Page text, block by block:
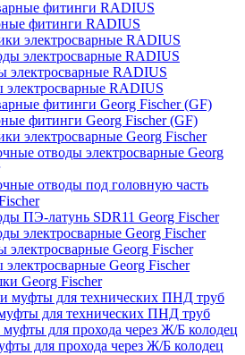
фитинги RADIUS
электросварные RADIUS
электросварные RADIUS
электросварные RADIUS
RADIUS
фитинги Georg Fischer (GF)
электросварные Georg Fischer
отводы электросварные Georg
отводы под головную часть
ПЭ-латунь SDR11 Georg Fischer
электросварные Georg Fischer
электросварные Georg Fischer
Georg Fischer
Georg Fischer
для технических ПНД труб
для прохода через Ж/Б колодец